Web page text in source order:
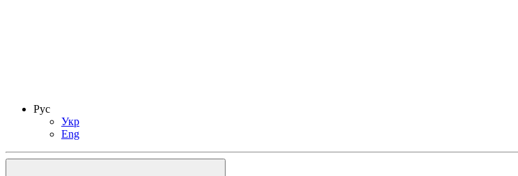
Рус
Укр
Eng